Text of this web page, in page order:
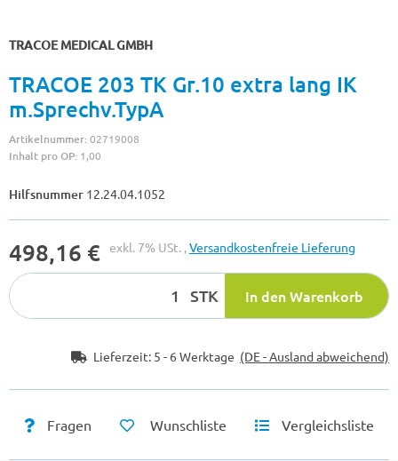
TRACOE MEDICAL GMBH
TRACOE 203 TK Gr.10 extra lang IK
m.Sprechv.TypA
Artikelnummer:02719008
Inhalt pro OP: 1,00
Hilfsnummer 12.24.04.1052
498,16 € exkl. 7% USt. ,Versandkostenfreie Lieferung
STK In den Warenkorb
Lieferzeit: 5 - 6 Werktage (DE - Ausland abweichend)
Fragen Wunschliste Vergleichsliste